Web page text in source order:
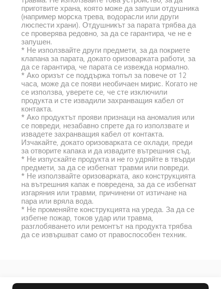
приготвите храна, която може да запуши отдушника
(например морска трева, водорасли или други
люспести храни). Отдушникът за парата трябва да
се проверява редовно, за да се гарантира, че не е
запушен.
* Не използвайте други предмети, за да покриете
клапана за парата, докато оризоварката работи, за
да се гарантира, че парата се извежда нормално.
* Ако оризът се поддържа топъл за повече от 12
часа, може да се появи необичаен мирис. Когато не
се използва, уверете се, че сте изключили
продукта и сте извадили захранващия кабел от
контакта.
* Ако продуктът прояви признаци на аномалия или
се повреди, незабавно спрете да го използвате и
извадете захранващия кабел от контакта.
Изчакайте, докато оризоварката се охлади, преди
за отворите капака и да извадите вътрешния съд.
* Не изпускайте продукта и не го удряйте в твърди
предмети, за да се избегнат травми или повреди.
* Не използвайте оризоварката, ако конструкцията
на вътрешния капак е повредена, за да се избегнат
изгаряния или травми, причинени от изтичане на
пара или вряла вода.
* Не променяйте конструкцията на уреда. За да се
избегне пожар, токов удар или травма,
разглобяването или ремонтът на продукта трябва
да се извършват само от правоспособен техник.